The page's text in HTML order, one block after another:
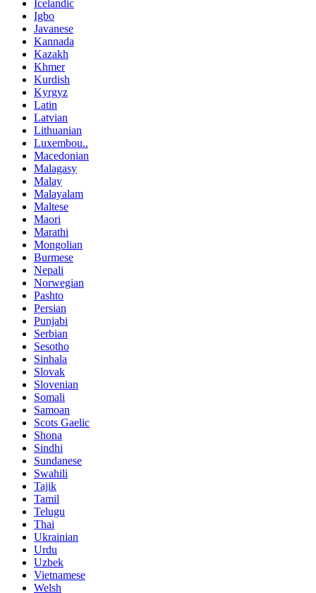
Icelandic
Igbo
Javanese
Kannada
Kazakh
Khmer
Kurdish
Kyrgyz
Latin
Latvian
Lithuanian
Luxembou..
Macedonian
Malagasy
Malay
Malayalam
Maltese
Maori
Marathi
Mongolian
Burmese
Nepali
Norwegian
Pashto
Persian
Punjabi
Serbian
Sesotho
Sinhala
Slovak
Slovenian
Somali
Samoan
Scots Gaelic
Shona
Sindhi
Sundanese
Swahili
Tajik
Tamil
Telugu
Thai
Ukrainian
Urdu
Uzbek
Vietnamese
Welsh